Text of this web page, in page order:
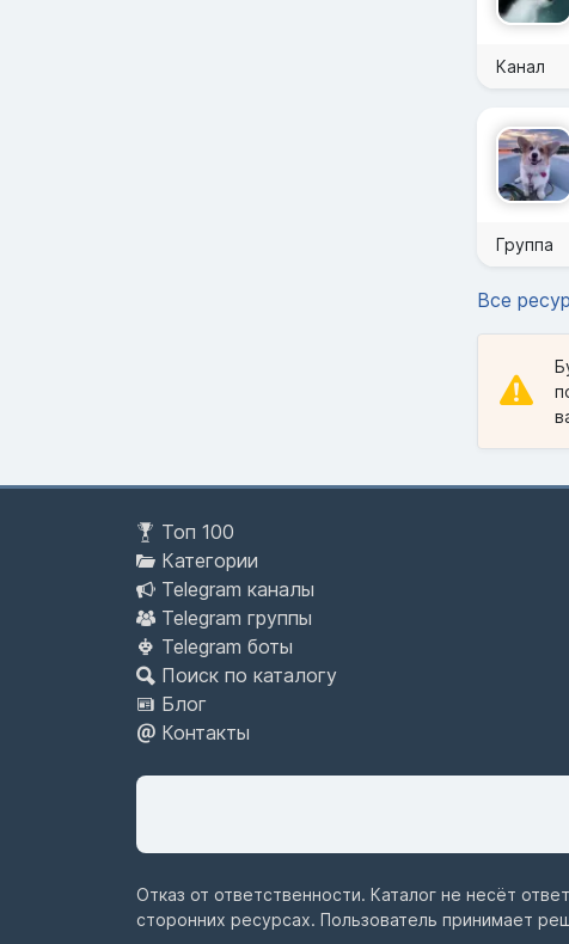
Канал
Группа
Все
Топ 100
Категории
Telegram каналы
Telegram группы
Telegram боты
Поиск по каталогу
Блог
Контакты
Отказ от ответственности. Каталог не несёт
сторонних ресурсах. Пользователь принимает